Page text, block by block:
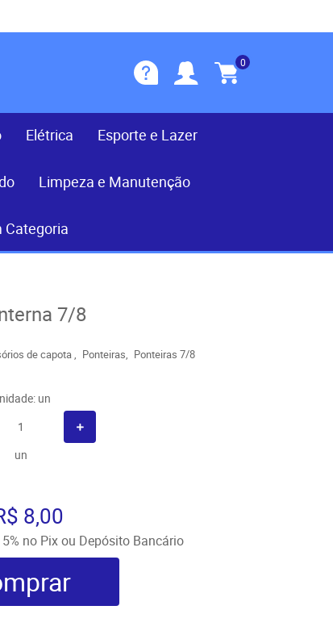
0
Elétrica Esporte e Lazer
Limpeza e Manutenção
Categoria
7/8
de capota Ponteiras
Ponteiras 7/8
un
un
8,00
5% no Pix ou Depósito Bancário